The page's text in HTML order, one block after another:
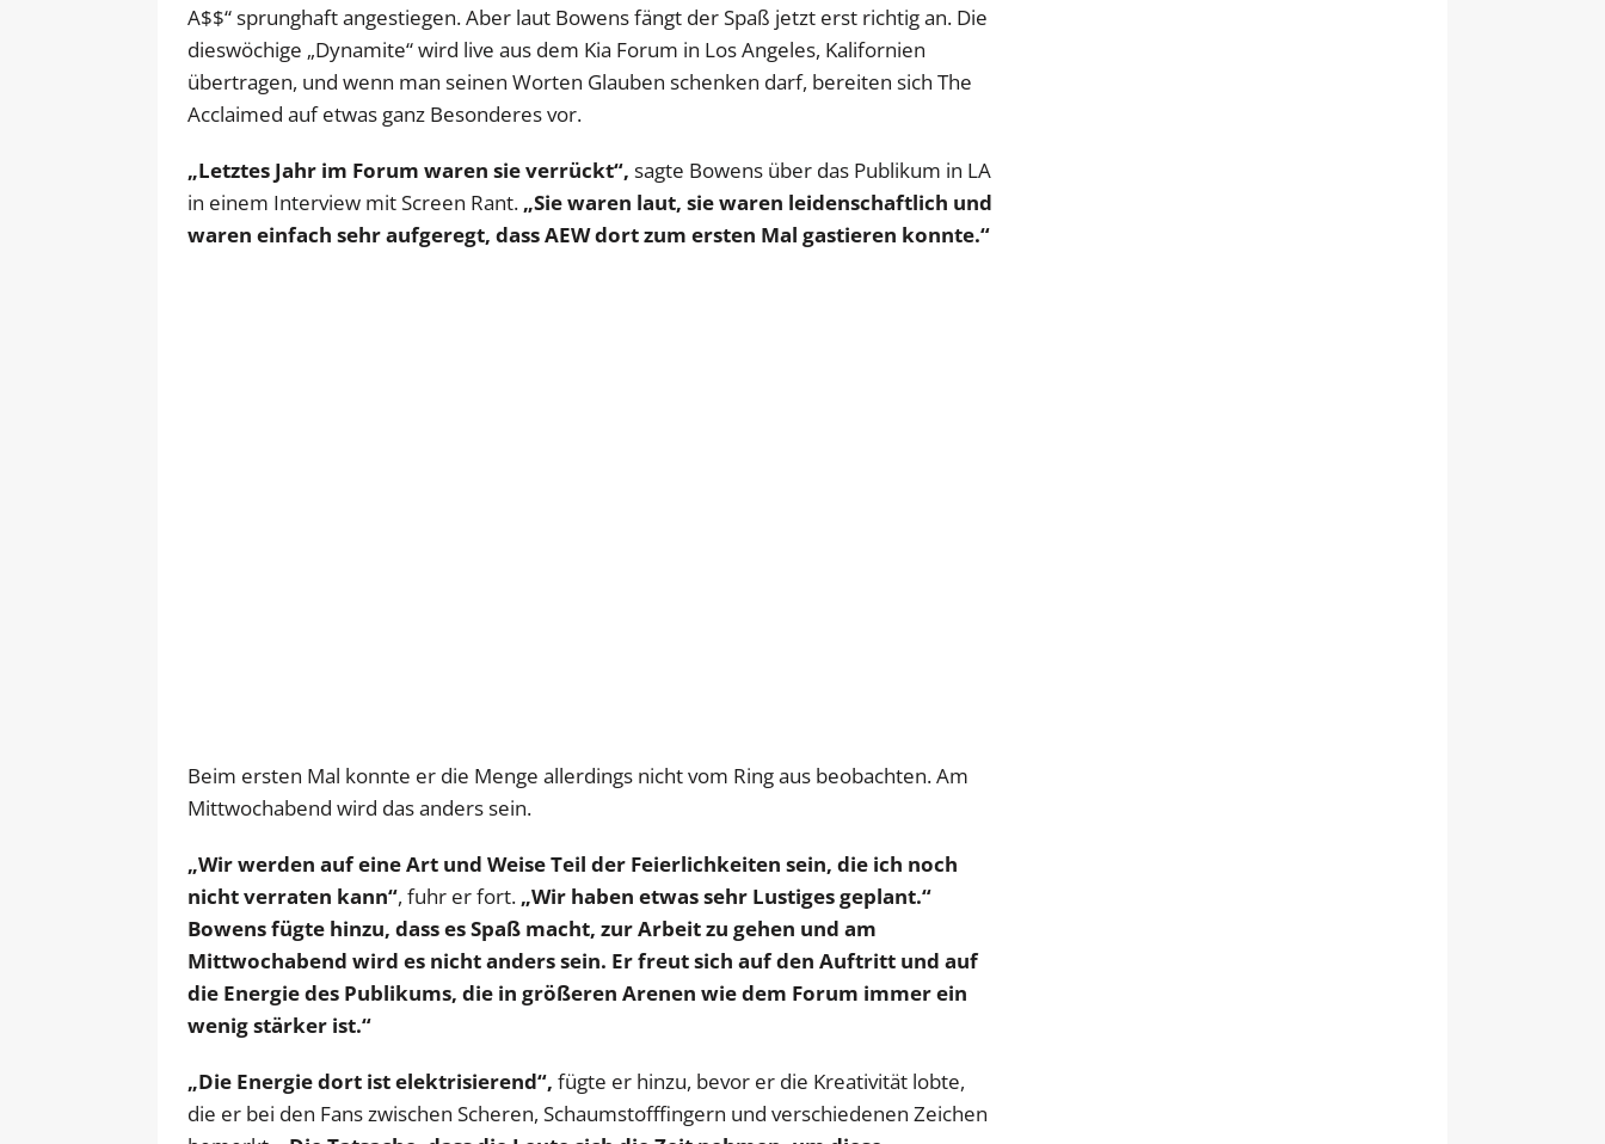
A$$“ sprunghaft angestiegen. Aber laut Bowens fängt der Spaß jetzt erst richtig an. Die
dieswöchige „Dynamite“ wird live aus dem Kia Forum in Los Angeles, Kalifornien
übertragen, und wenn man seinen Worten Glauben schenken darf, bereiten sich The
Acclaimed auf etwas ganz Besonderes vor.
„Letztes Jahr im Forum waren sie verrückt“, sagte Bowens über das Publikum in LA
in einem Interview mit Screen Rant. „Sie waren laut, sie waren leidenschaftlich und
waren einfach sehr aufgeregt, dass AEW dort zum ersten Mal gastieren konnte.“
Beim ersten Mal konnte er die Menge allerdings nicht vom Ring aus beobachten. Am
Mittwochabend wird das anders sein.
„Wir werden auf eine Art und Weise Teil der Feierlichkeiten sein, die ich noch
nicht verraten kann“, fuhr er fort. „Wir haben etwas sehr Lustiges geplant.“
Bowens fügte hinzu, dass es Spaß macht, zur Arbeit zu gehen und am
Mittwochabend wird es nicht anders sein. Er freut sich auf den Auftritt und auf
die Energie des Publikums, die in größeren Arenen wie dem Forum immer ein
wenig stärker ist.“
„Die Energie dort ist elektrisierend“, fügte er hinzu, bevor er die Kreativität lobte,
die er bei den Fans zwischen Scheren, Schaumstofffingern und verschiedenen Zeichen